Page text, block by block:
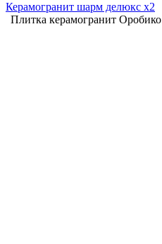
Керамогранит шарм делюкс x2
Плитка керамогранит